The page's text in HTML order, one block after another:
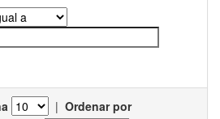
| Ordenar por